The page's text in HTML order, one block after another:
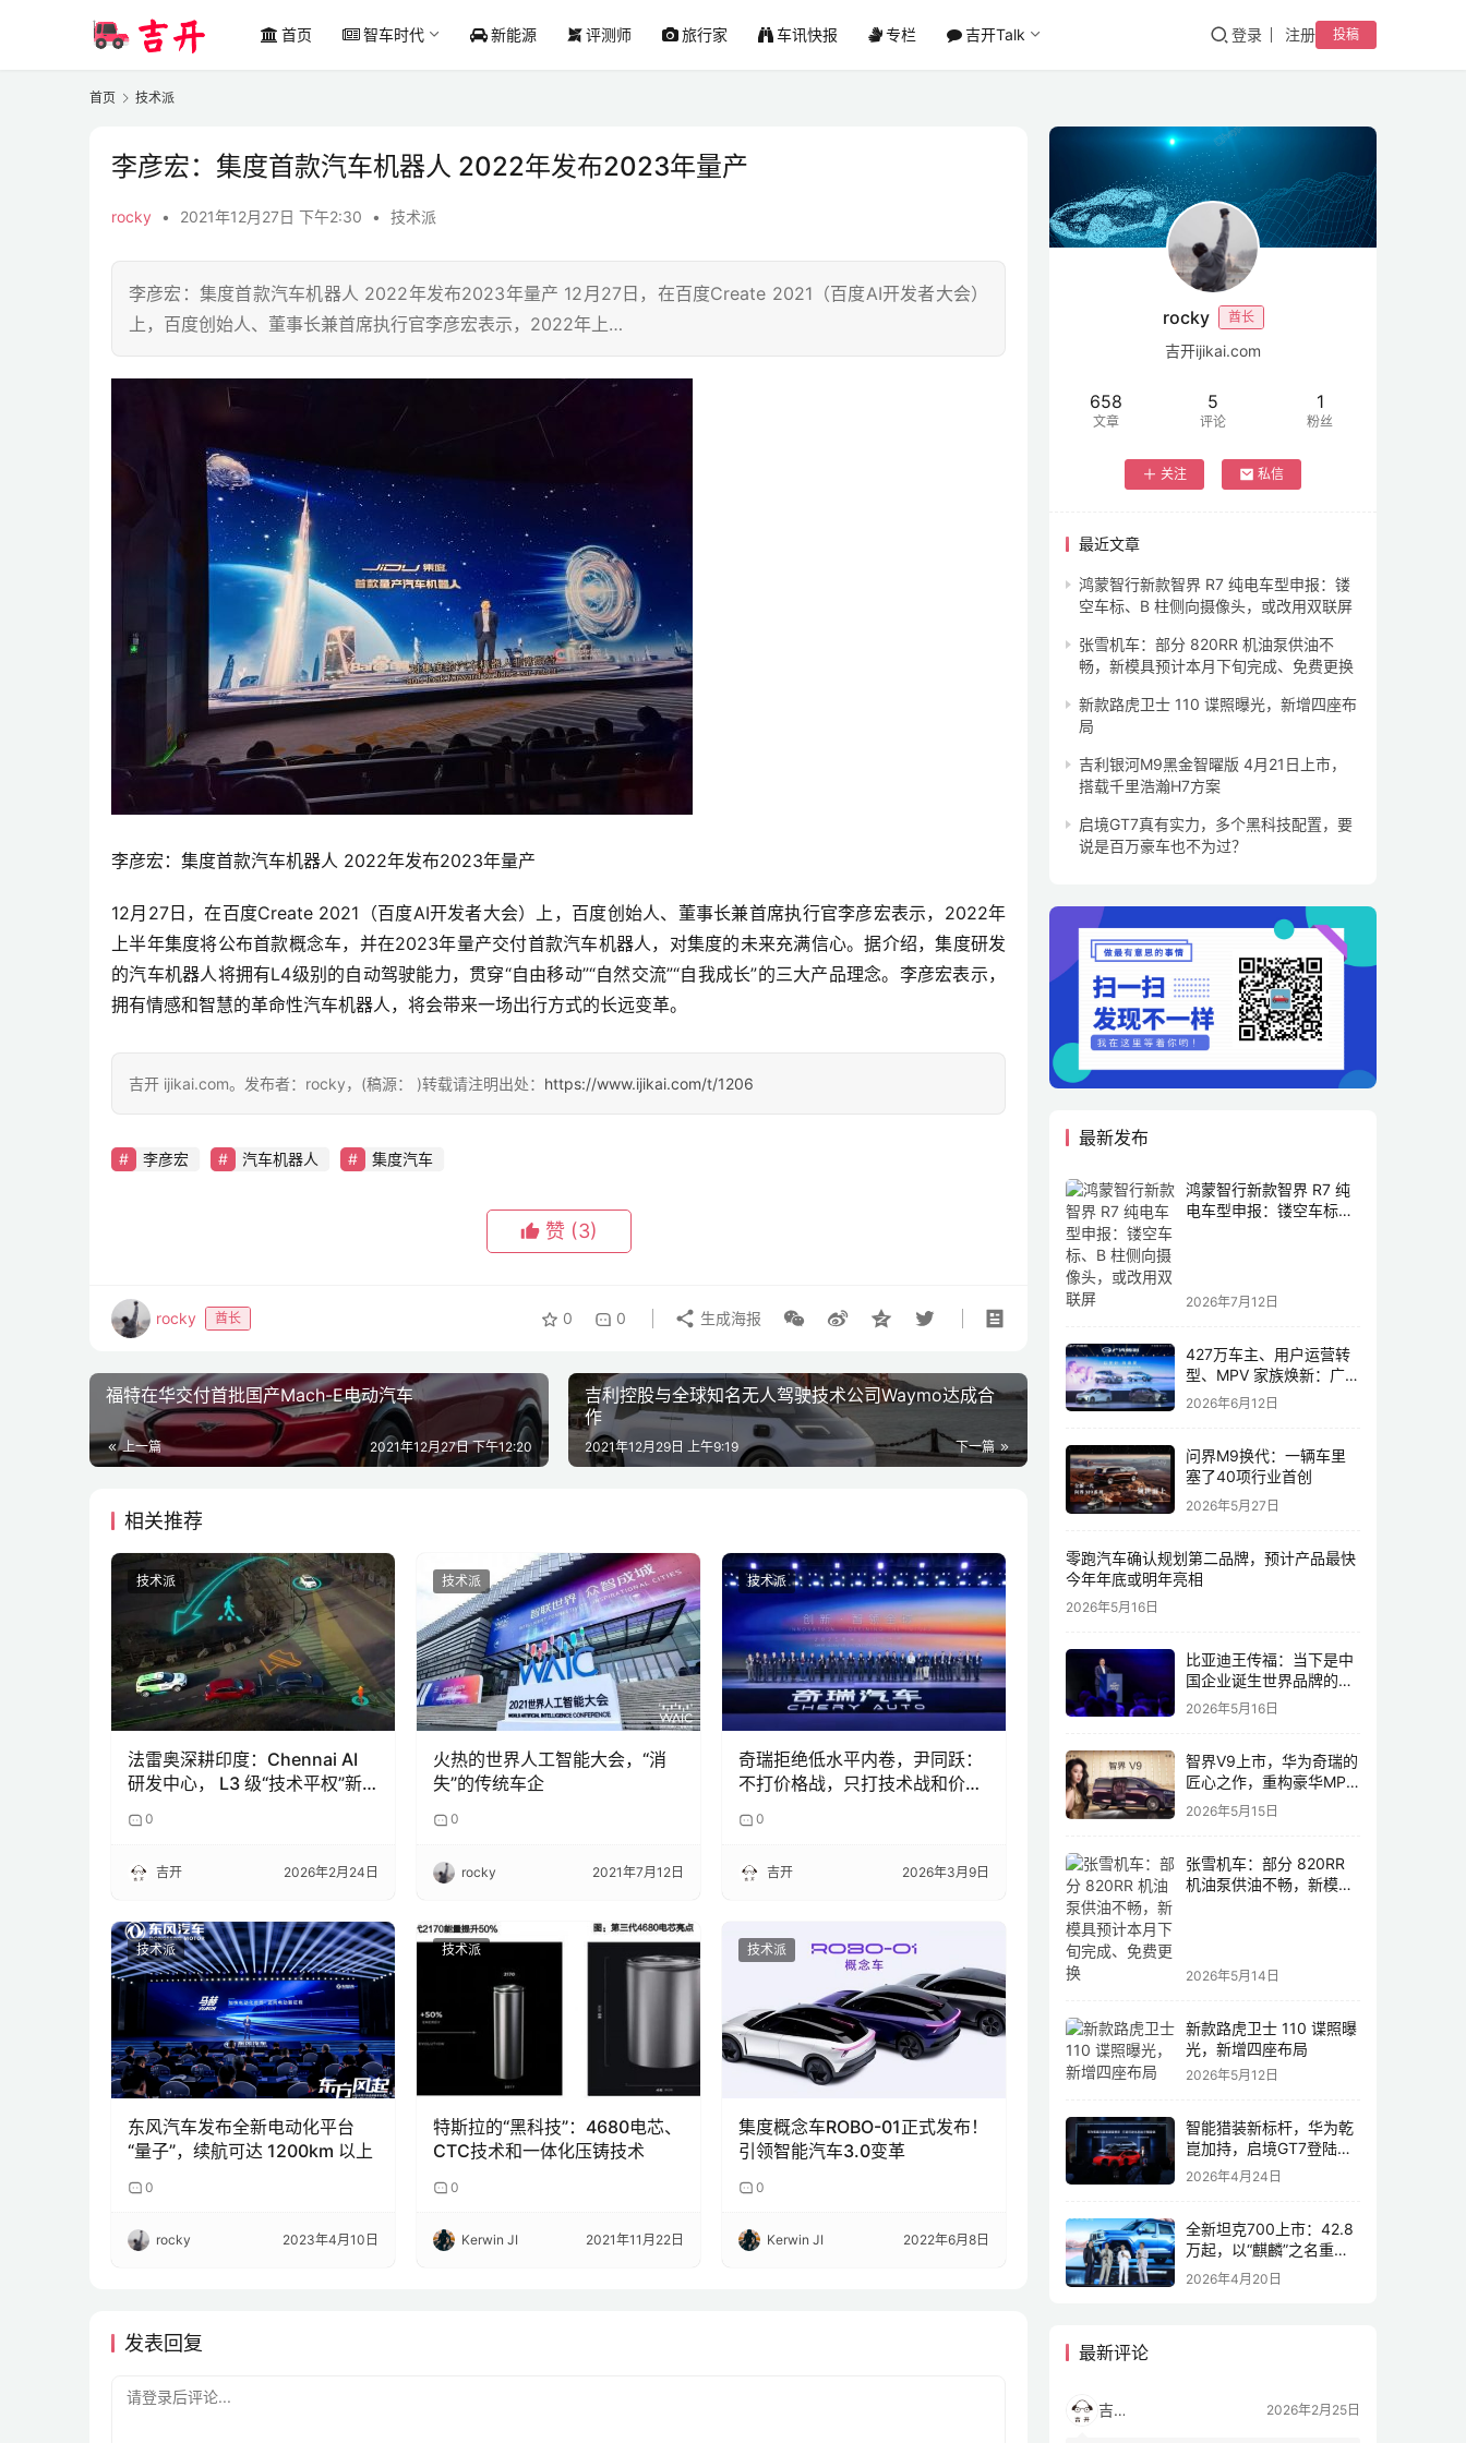
首页 智车时代 新能源 评测师 旅行家 车讯快报 专栏 吉开Talk 登录 注册 投稿
首页 技术派
李彦宏：集度首款汽车机器人 2022年发布2023年量产
rocky • 2021年12月27日 下午2:30 • 技术派
李彦宏：集度首款汽车机器人 2022年发布2023年量产 12月27日，在百度Create 2021（百度AI开发者大会）
上，百度创始人、董事长兼首席执行官李彦宏表示，2022年上…
李彦宏：集度首款汽车机器人 2022年发布2023年量产
12月27日，在百度Create 2021（百度AI开发者大会）上，百度创始人、董事长兼首席执行官李彦宏表示，2022年
上半年集度将公布首款概念车，并在2023年量产交付首款汽车机器人，对集度的未来充满信心。据介绍，集度研发
的汽车机器人将拥有L4级别的自动驾驶能力，贯穿“自由移动”“自然交流”“自我成长”的三大产品理念。李彦宏表示，
拥有情感和智慧的革命性汽车机器人，将会带来一场出行方式的长远变革。
吉开 ijikai.com。发布者：rocky，(稿源： )转载请注明出处： https://www.ijikai.com/t/1206
李彦宏 汽车机器人 集度汽车
赞 (3)
rocky 酋长 0 0 生成海报
福特在华交付首批国产Mach-E电动汽车
上一篇 2021年12月27日 下午12:20
吉利控股与全球知名无人驾驶技术公司Waymo达成合
作
下一篇
2021年12月29日 上午9:19
相关推荐
技术派
法雷奥深耕印度：Chennai AI
研发中心， L3 级“技术平权”新
0
吉开 2026年2月24日
技术派
火热的世界人工智能大会，“消
失”的传统车企
0
rocky 2021年7月12日
技术派
奇瑞拒绝低水平内卷，尹同跃：
不打价格战，只打技术战和价值
0
吉开 2026年3月9日
技术派
东风汽车发布全新电动化平台
“量子”，续航可达 1200km 以上
0
rocky 2023年4月10日
技术派
特斯拉的“黑科技”：4680电芯、
CTC技术和一体化压铸技术
0
Kerwin JI 2021年11月22日
技术派
集度概念车ROBO-01正式发布！
引领智能汽车3.0变革
0
Kerwin JI 2022年6月8日
发表回复
请登录后评论...
rocky 酋长
吉开ijikai.com
658
文章
5
评论
1
粉丝
关注 私信
最近文章
鸿蒙智行新款智界 R7 纯电车型申报：镂
空车标、B 柱侧向摄像头，或改用双联屏
张雪机车：部分 820RR 机油泵供油不
畅，新模具预计本月下旬完成、免费更换
新款路虎卫士 110 谍照曝光，新增四座布
局
吉利银河M9黑金智曜版 4月21日上市，
搭载千里浩瀚H7方案
启境GT7真有实力，多个黑科技配置，要
说是百万豪车也不为过？
最新发布
鸿蒙智行新款智界 R7 纯
电车型申报：镂空车标、
2026年7月12日
427万车主、用户运营转
型、MPV 家族焕新：广汽
传祺书写新传奇
2026年6月12日
问界M9换代：一辆车里
塞了40项行业首创
2026年5月27日
零跑汽车确认规划第二品牌，预计产品最快
今年年底或明年亮相
2026年5月16日
比亚迪王传福：当下是中
国企业诞生世界品牌的最
佳历史机遇，尤其是制造
2026年5月16日
智界V9上市，华为奇瑞的
匠心之作，重构豪华MPV
市场格局
2026年5月15日
张雪机车：部分 820RR
机油泵供油不畅，新模具
2026年5月14日
新款路虎卫士 110 谍照曝
光，新增四座布局
2026年5月12日
智能猎装新标杆，华为乾
崑加持，启境GT7登陆
2026北京车展
2026年4月24日
全新坦克700上市：42.8
万起，以“麒麟”之名重塑
全域豪华
2026年4月20日
最新评论
吉开 2026年2月25日